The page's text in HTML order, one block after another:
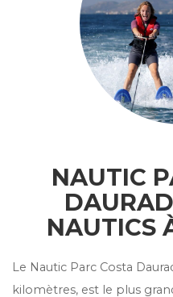
NAUTIC
NAUTICS
Le Nautic Parc Costa
kilomètres, est le plus